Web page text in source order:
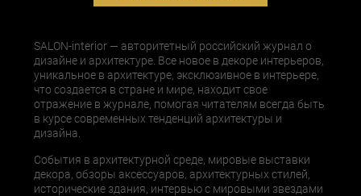
SALON-interior — авторитетный российский журнал о
дизайне и архитектуре. Все новое в декоре интерьеров,
уникальное в архитектуре, эксклюзивное в интерьере,
что создается в стране и мире, находит свое
отражение в журнале, помогая читателям всегда быть
в курсе современных тенденций архитектуры и
дизайна.
События в архитектурной среде, мировые выставки
декора, обзоры аксессуаров, архитектурных стилей,
исторические здания, интервью с мировыми звездами